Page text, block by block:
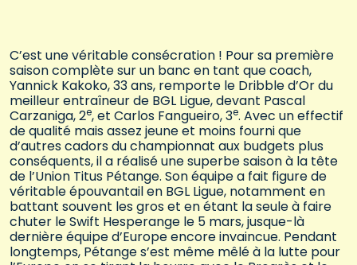
C’est une véritable consécration ! Pour sa première
saison complète sur un banc en tant que coach,
Yannick Kakoko, 33 ans, remporte le Dribble d’Or du
meilleur entraîneur de BGL Ligue, devant Pascal
Carzaniga, 2e, et Carlos Fangueiro, 3e. Avec un effectif
de qualité mais assez jeune et moins fourni que
d’autres cadors du championnat aux budgets plus
conséquents, il a réalisé une superbe saison à la tête
de l’Union Titus Pétange. Son équipe a fait figure de
véritable épouvantail en BGL Ligue, notamment en
battant souvent les gros et en étant la seule à faire
chuter le Swift Hesperange le 5 mars, jusque-là
dernière équipe d’Europe encore invaincue. Pendant
longtemps, Pétange s’est même mêlé à la lutte pour